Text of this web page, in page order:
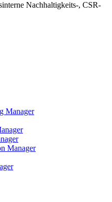
Nachhaltigkeits-, CSR-
Manager
Manager